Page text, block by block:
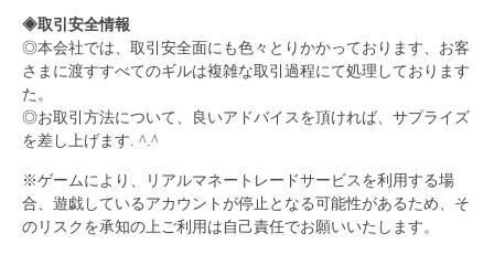
◈取引安全情報
◎本会社では、取引安全面にも色々とりかかっております、お客
さまに渡すすべてのギルは複雑な取引過程にて処理しております
た。
◎お取引方法について、良いアドバイスを頂ければ、サプライズ
を差し上げます. ^.^
※ゲームにより、リアルマネートレードサービスを利用する場
合、遊戯しているアカウントが停止となる可能性があるため、そ
のリスクを承知の上ご利用は自己責任でお願いいたします。